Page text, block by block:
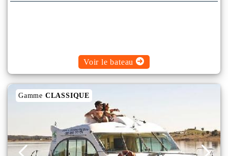
Voir le bateau
Gamme CLASSIQUE